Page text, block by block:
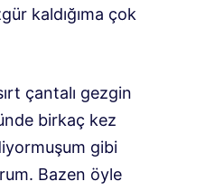
kaldığıma çok
çantalı gezgin
birkaç kez
gibi
Bazen öyle